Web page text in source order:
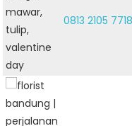
0813 2105 7718